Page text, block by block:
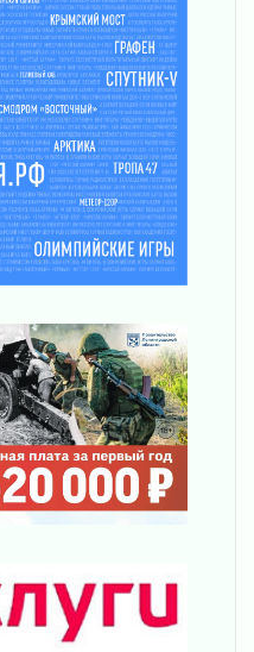
жителей перед
жителям
о неоплаченных
в Кировском
как
почетных
подготовку